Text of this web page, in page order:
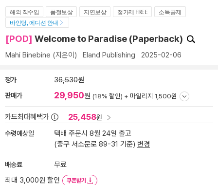
해외 직수입 품절보상 지연보상 정가제 FREE
소득공제
바인딩, 에디션 안내
[POD] Welcome to Paradise (Paperback)
Mahi Binebine (지은이) Eland Publishing 2025-02-06
정가 36,530원
판매가 29,950원 (18% 할인) + 마일리지 1,500원
카드최대혜택가 25,458원
수령예상일
택배 주문시 8월 24일 출고
(중구 서소문로 89-31 기준) 변경
배송료
무료
최대 3,000원 할인
쿠폰받기